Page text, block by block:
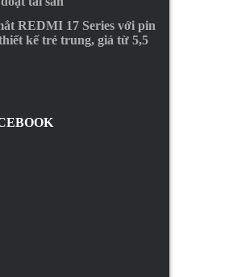
REDMI 17 Series với pin
kế trẻ trung, giá từ 5,5